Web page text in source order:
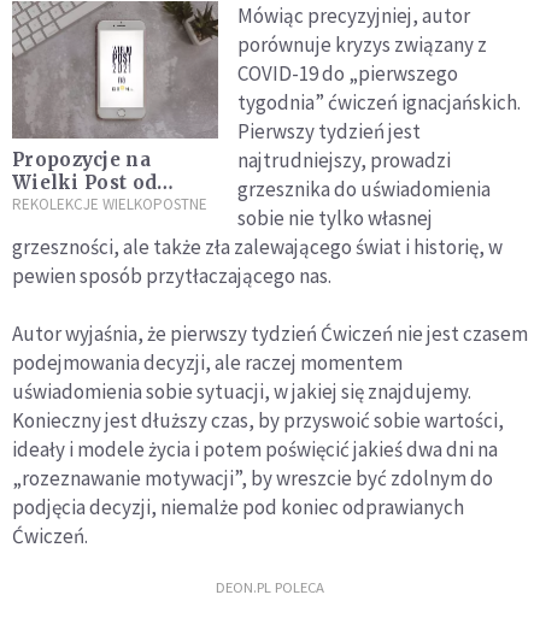
Propozycje na
Wielki Post od
DEON.pl. Przeżyjmy
REKOLEKCJE WIELKOPOSTNE
Mówiąc precyzyjniej, autor
porównuje kryzys związany z
COVID-19 do „pierwszego
tygodnia” ćwiczeń ignacjańskich.
Pierwszy tydzień jest
najtrudniejszy, prowadzi
grzesznika do uświadomienia
sobie nie tylko własnej
grzeszności, ale także zła zalewającego świat i historię, w
pewien sposób przytłaczającego nas.
Autor wyjaśnia, że pierwszy tydzień Ćwiczeń nie jest czasem
podejmowania decyzji, ale raczej momentem
uświadomienia sobie sytuacji, w jakiej się znajdujemy.
Konieczny jest dłuższy czas, by przyswoić sobie wartości,
ideały i modele życia i potem poświęcić jakieś dwa dni na
„rozeznawanie motywacji”, by wreszcie być zdolnym do
podjęcia decyzji, niemalże pod koniec odprawianych
Ćwiczeń.
DEON.PL POLECA